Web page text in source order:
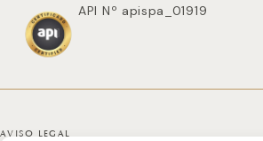
API Nº apispa_01919
AVISO LEGAL